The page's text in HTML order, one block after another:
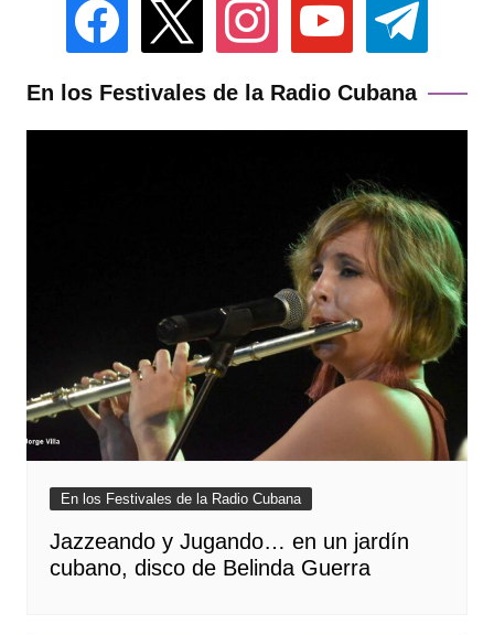
facebook instagram youtube telegram
En los Festivales de la Radio Cubana
En los Festivales de la Radio Cubana
Jazzeando y Jugando… en un jardín
cubano, disco de Belinda Guerra